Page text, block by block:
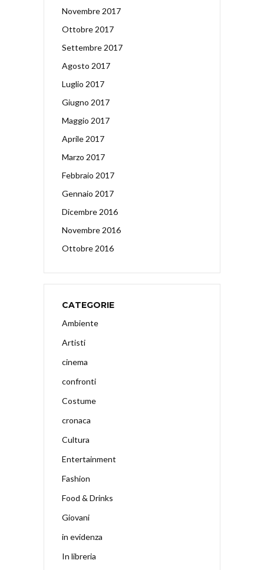
Novembre 2017
Ottobre 2017
Settembre 2017
Agosto 2017
Luglio 2017
Giugno 2017
Maggio 2017
Aprile 2017
Marzo 2017
Febbraio 2017
Gennaio 2017
Dicembre 2016
Novembre 2016
Ottobre 2016
CATEGORIE
Ambiente
Artisti
cinema
confronti
Costume
cronaca
Cultura
Entertainment
Fashion
Food & Drinks
Giovani
in evidenza
In libreria